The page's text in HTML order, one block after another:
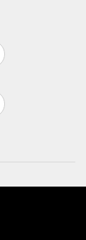
28017